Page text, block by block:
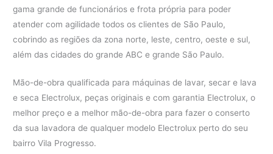
gama grande de funcionários e frota própria para poder
atender com agilidade todos os clientes de São Paulo,
cobrindo as regiões da zona norte, leste, centro, oeste e sul,
além das cidades do grande ABC e grande São Paulo.
Mão-de-obra qualificada para máquinas de lavar, secar e lava
e seca Electrolux, peças originais e com garantia Electrolux, o
melhor preço e a melhor mão-de-obra para fazer o conserto
da sua lavadora de qualquer modelo Electrolux perto do seu
bairro Vila Progresso.